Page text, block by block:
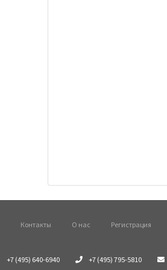
Контакты О нас Регистрация
+7 (495) 640-6940 +7 (495) 795-5810